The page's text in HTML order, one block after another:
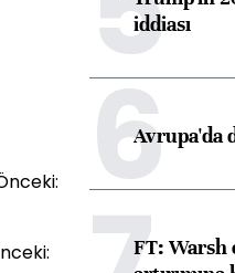
iddiası
6Avrupa'da
FT: Warsh